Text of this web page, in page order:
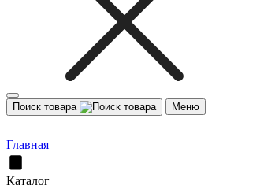
Поиск товара Меню
Главная
Каталог